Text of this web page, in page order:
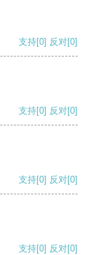
支持[0] 反对[0]
支持[0] 反对[0]
支持[0] 反对[0]
支持[0] 反对[0]